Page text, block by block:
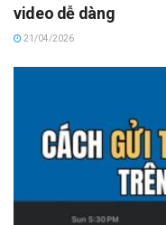
video dễ dàng
21/04/2026